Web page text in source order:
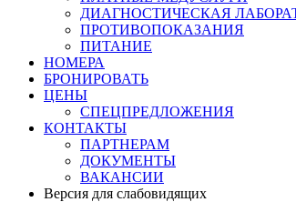
ДИАГНОСТИЧЕСКАЯ
ПРОТИВОПОКАЗАНИЯ
ПИТАНИЕ
НОМЕРА
БРОНИРОВАТЬ
ЦЕНЫ
СПЕЦПРЕДЛОЖЕНИЯ
КОНТАКТЫ
ПАРТНЕРАМ
ДОКУМЕНТЫ
ВАКАНСИИ
Версия для слабовидящих